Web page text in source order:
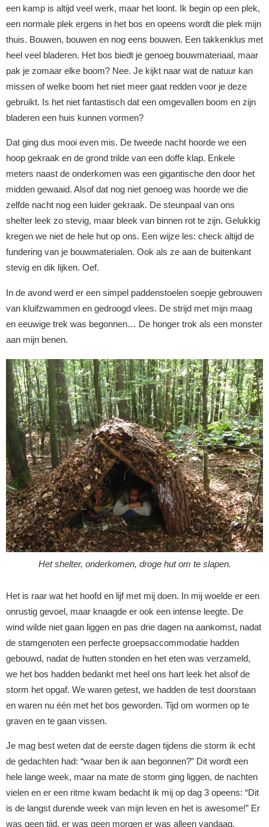
een kamp is altijd veel werk, maar het loont. Ik begin op een plek,
een normale plek ergens in het bos en opeens wordt die plek mijn
thuis. Bouwen, bouwen en nog eens bouwen. Een takkenklus met
heel veel bladeren. Het bos biedt je genoeg bouwmateriaal, maar
pak je zomaar elke boom? Nee. Je kijkt naar wat de natuur kan
missen of welke boom het niet meer gaat redden voor je deze
gebruikt. Is het niet fantastisch dat een omgevallen boom en zijn
bladeren een huis kunnen vormen?
Dat ging dus mooi even mis. De tweede nacht hoorde we een
hoop gekraak en de grond trilde van een doffe klap. Enkele
meters naast de onderkomen was een gigantische den door het
midden gewaaid. Alsof dat nog niet genoeg was hoorde we die
zelfde nacht nog een luider gekraak. De steunpaal van ons
shelter leek zo stevig, maar bleek van binnen rot te zijn. Gelukkig
kregen we niet de hele hut op ons. Een wijze les: check altijd de
fundering van je bouwmaterialen. Ook als ze aan de buitenkant
stevig en dik lijken. Oef.
In de avond werd er een simpel paddenstoelen soepje gebrouwen
van kluifzwammen en gedroogd vlees. De strijd met mijn maag
en eeuwige trek was begonnen… De honger trok als een monster
aan mijn benen.
Het shelter, onderkomen, droge hut om te slapen.
Het is raar wat het hoofd en lijf met mij doen. In mij woelde er een
onrustig gevoel, maar knaagde er ook een intense leegte. De
wind wilde niet gaan liggen en pas drie dagen na aankomst, nadat
de stamgenoten een perfecte groepsaccommodatie hadden
gebouwd, nadat de hutten stonden en het eten was verzameld,
we het bos hadden bedankt met heel ons hart leek het alsof de
storm het opgaf. We waren getest, we hadden de test doorstaan
en waren nu één met het bos geworden. Tijd om wormen op te
graven en te gaan vissen.
Je mag best weten dat de eerste dagen tijdens die storm ik echt
de gedachten had: “waar ben ik aan begonnen?” Dit wordt een
hele lange week, maar na mate de storm ging liggen, de nachten
vielen en er een ritme kwam bedacht ik mij op dag 3 opeens: “Dit
is de langst durende week van mijn leven en het is awesome!” Er
was geen tijd, er was geen morgen er was alleen vandaag.